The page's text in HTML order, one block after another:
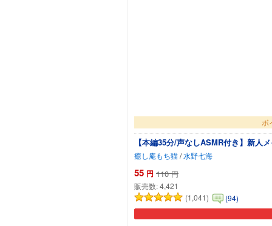
ボ
【本編35分/声なしASMR付き】新人
癒し庵もち猫/水野七海
55 円 110 円
販売数:4,421
(1,041)
(94)